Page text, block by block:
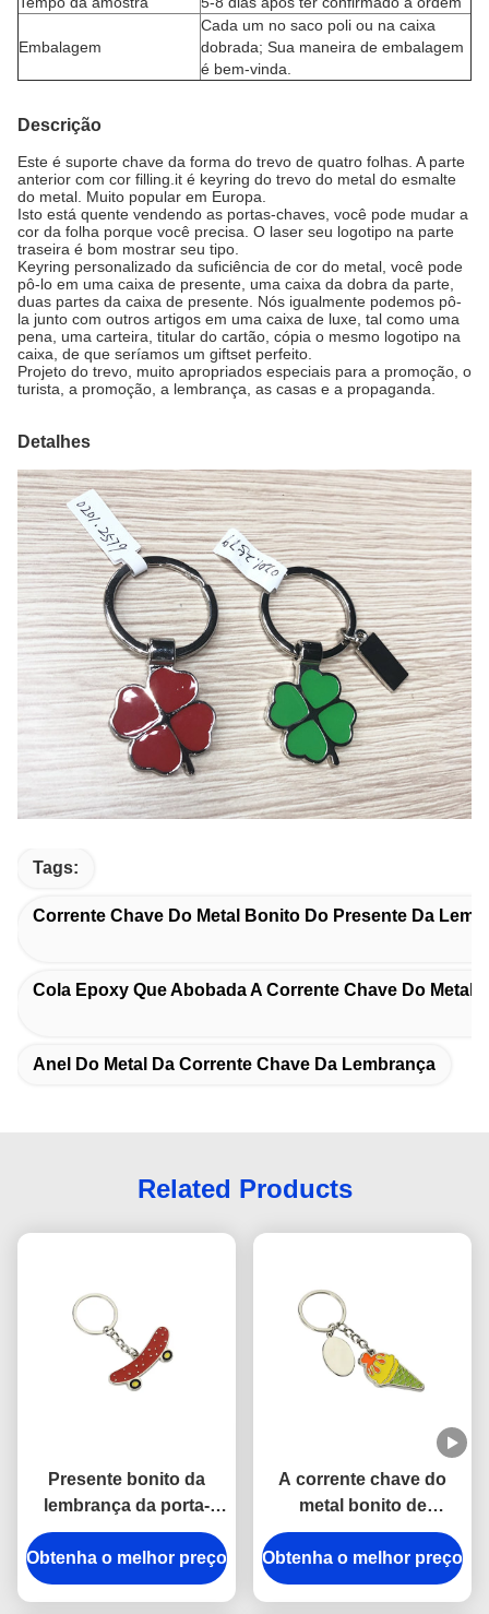
Embalagem
Cada um no saco poli ou na caixa
dobrada; Sua maneira de embalagem
é bem-vinda.
Descrição
Este é suporte chave da forma do trevo de quatro folhas. A parte
anterior com cor filling.it é keyring do trevo do metal do esmalte
do metal. Muito popular em Europa.
Isto está quente vendendo as portas-chaves, você pode mudar a
cor da folha porque você precisa. O laser seu logotipo na parte
traseira é bom mostrar seu tipo.
Keyring personalizado da suficiência de cor do metal, você pode
pô-lo em uma caixa de presente, uma caixa da dobra da parte,
duas partes da caixa de presente. Nós igualmente podemos pô-
la junto com outros artigos em uma caixa de luxe, tal como uma
pena, uma carteira, titular do cartão, cópia o mesmo logotipo na
caixa, de que seríamos um giftset perfeito.
Projeto do trevo, muito apropriados especiais para a promoção, o
turista, a promoção, a lembrança, as casas e a propaganda.
Detalhes
Tags:
Corrente Chave Do Metal Bonito Do Presente Da
Cola Epoxy Que Abobada A Corrente Chave Do Metal
Anel Do Metal Da Corrente Chave Da Lembrança
Related Products
Presente bonito da
lembrança da porta-
chaves liga de zinco
mini 3.5mm Pantone do
skate do ferro
Obtenha o melhor preço
A corrente chave do
metal bonito de
Pantone esmalta a
corrente chave grossa
de gelado do carro de
Obtenha o melhor preço